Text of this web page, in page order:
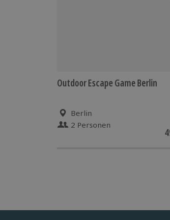
Outdoor Escape Game Berlin
Berlin
2 Personen